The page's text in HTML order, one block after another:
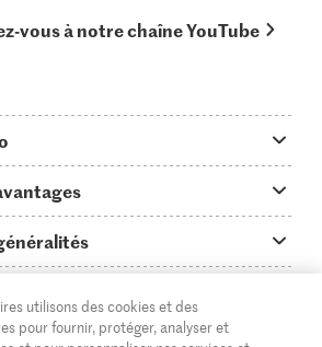
vous à notre chaîne YouTube
Migusto
utilisons des cookies et des
pour fournir, protéger, analyser et